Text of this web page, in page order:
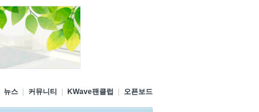
뉴스 커뮤니티 KWave팬클럽 오픈보드